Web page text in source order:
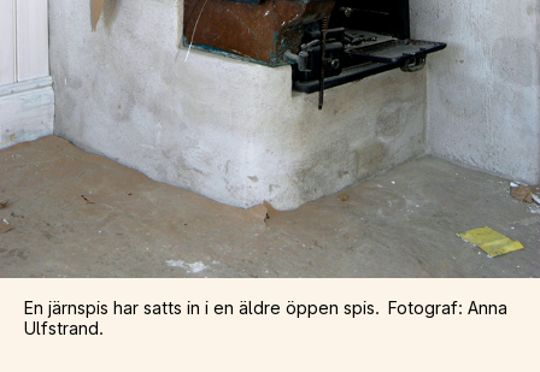
En järnspis har satts in i en äldre öppen spis. Fotograf: Anna
Ulfstrand.